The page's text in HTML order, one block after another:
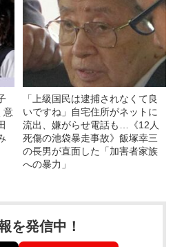
意
「上級国民は逮捕されなくて良
いですね」自宅住所がネットに
流出、嫌がらせ電話も…《12人
死傷の池袋暴走事故》飯塚幸三
の長男が直面した「加害者家族
への暴力」
を発信中！